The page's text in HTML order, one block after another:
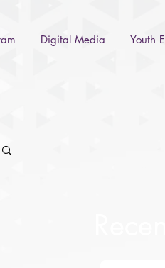
Digital Media Youth